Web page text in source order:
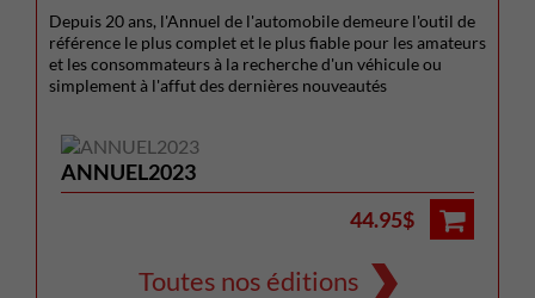
Depuis 20 ans, l'Annuel de l'automobile demeure l'outil de
référence le plus complet et le plus fiable pour les amateurs
et les consommateurs à la recherche d'un véhicule ou
simplement à l'affut des dernières nouveautés
ANNUEL2023
44.95$
Toutes nos éditions